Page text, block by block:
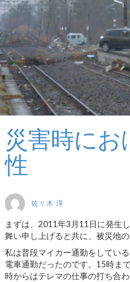
災害時に
性
佐々木 淳
まずは、2011年3月11日に発生
舞い申し上げると共に、被災地
私は普段マイカー通勤をしてい
電車通勤だったのです。15時ま
時からはテレマの仕事の打ち合